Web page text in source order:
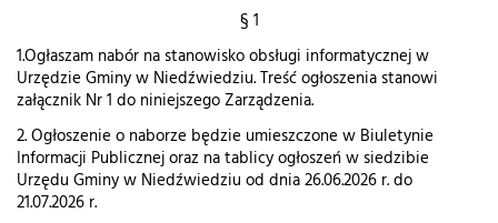
§ 1
1.Ogłaszam nabór na stanowisko obsługi informatycznej w
Urzędzie Gminy w Niedźwiedziu. Treść ogłoszenia stanowi
załącznik Nr 1 do niniejszego Zarządzenia.
2. Ogłoszenie o naborze będzie umieszczone w Biuletynie
Informacji Publicznej oraz na tablicy ogłoszeń w siedzibie
Urzędu Gminy w Niedźwiedziu od dnia 26.06.2026 r. do
21.07.2026 r.